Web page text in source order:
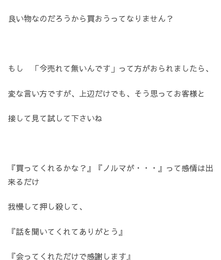
良い物なのだろうから買おうってなりません？
もし 「今売れて無いんです」って方がおられましたら、
変な言い方ですが、上辺だけでも、そう思ってお客様と
接して見て試して下さいね
『買ってくれるかな？』『ノルマが・・・』って感情は出
来るだけ
我慢して押し殺して、
『話を聞いてくれてありがとう』
『会ってくれただけで感謝します』